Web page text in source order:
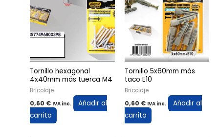
Tornillo hexagonal
4x40mm más tuerca M4
Bricolaje
0,60 € IVA inc.
Añadir al
carrito
Tornillo 5x60mm más
taco E10
Bricolaje
0,60 € IVA inc.
Añadir al
carrito